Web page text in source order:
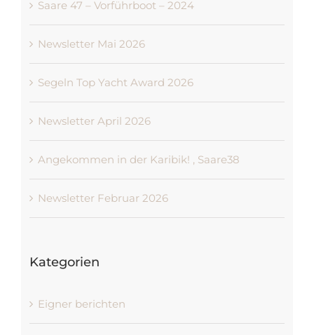
Saare 47 – Vorführboot – 2024
Newsletter Mai 2026
Segeln Top Yacht Award 2026
Newsletter April 2026
Angekommen in der Karibik! , Saare38
Newsletter Februar 2026
Kategorien
Eigner berichten